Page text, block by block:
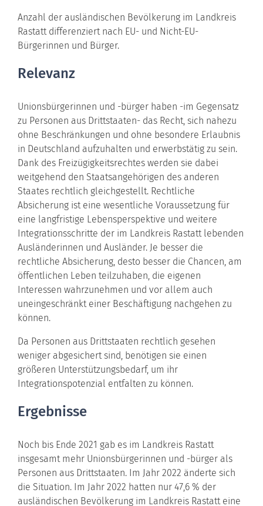
Anzahl der ausländischen Bevölkerung im Landkreis
Rastatt differenziert nach EU- und Nicht-EU-
Bürgerinnen und Bürger.
Relevanz
Unionsbürgerinnen und -bürger haben -im Gegensatz
zu Personen aus Drittstaaten- das Recht, sich nahezu
ohne Beschränkungen und ohne besondere Erlaubnis
in Deutschland aufzuhalten und erwerbstätig zu sein.
Dank des Freizügigkeitsrechtes werden sie dabei
weitgehend den Staatsangehörigen des anderen
Staates rechtlich gleichgestellt. Rechtliche
Absicherung ist eine wesentliche Voraussetzung für
eine langfristige Lebensperspektive und weitere
Integrationsschritte der im Landkreis Rastatt lebenden
Ausländerinnen und Ausländer. Je besser die
rechtliche Absicherung, desto besser die Chancen, am
öffentlichen Leben teilzuhaben, die eigenen
Interessen wahrzunehmen und vor allem auch
uneingeschränkt einer Beschäftigung nachgehen zu
können.
Da Personen aus Drittstaaten rechtlich gesehen
weniger abgesichert sind, benötigen sie einen
größeren Unterstützungsbedarf, um ihr
Integrationspotenzial entfalten zu können.
Ergebnisse
Noch bis Ende 2021 gab es im Landkreis Rastatt
insgesamt mehr Unionsbürgerinnen und -bürger als
Personen aus Drittstaaten. Im Jahr 2022 änderte sich
die Situation. Im Jahr 2022 hatten nur 47,6 % der
ausländischen Bevölkerung im Landkreis Rastatt eine